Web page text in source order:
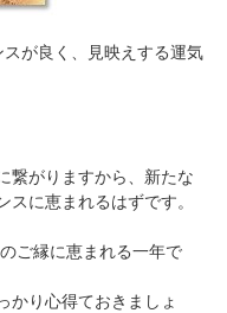
が良く、見映えする運気
繋がりますから、新たな
に恵まれるはずです。
ご縁に恵まれる一年で
かり心得ておきましょ